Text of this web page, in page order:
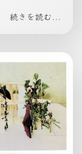
続きを読む...